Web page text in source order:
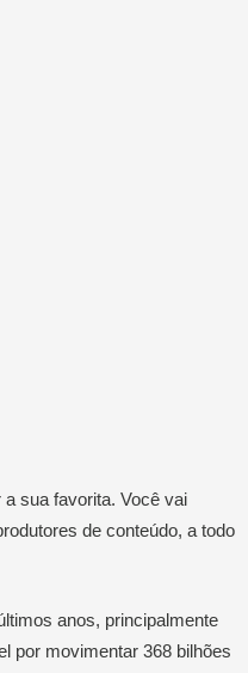
sua favorita. Você vai
de conteúdo, a todo
anos, principalmente
por movimentar 368 bilhões